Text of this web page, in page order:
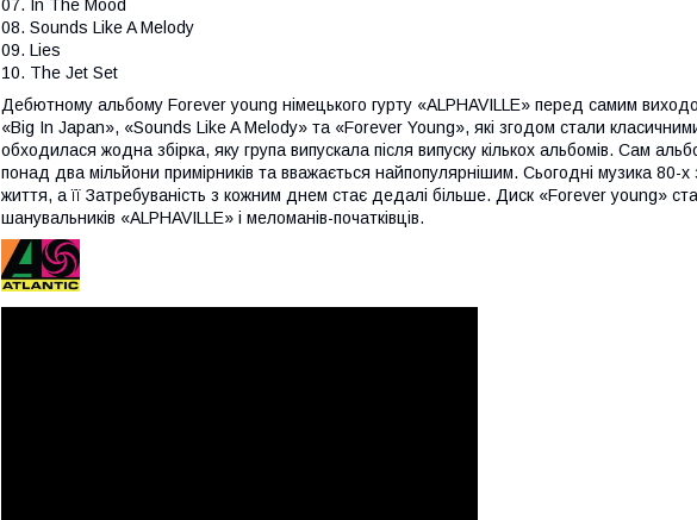
07. In The Mood
08. Sounds Like A Melody
09. Lies
10. The Jet Set
Дебютному альбому Forever young німецького гурту «ALPHAVILLE» перед самим
«Big In Japan», «Sounds Like A Melody» та «Forever Young», які згодом стали
обходилася жодна збірка, яку група випускала після випуску кількох альбомів. Сам
понад два мільйони примірників та вважається найпопулярнішим. Сьогодні музика 80-
життя, а її Затребуваність з кожним днем стає дедалі більше. Диск «Forever young»
шанувальників «ALPHAVILLE» і меломанів-початківців.